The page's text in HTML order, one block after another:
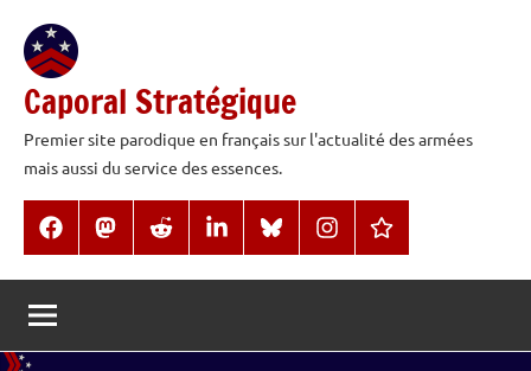
contenu
Caporal Stratégique
Premier site parodique en français sur l'actualité des armées
mais aussi du service des essences.
FacebookMastodonReddit LinkedInBlueSkyInstagramThreads